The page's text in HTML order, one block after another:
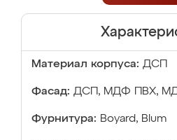
Материал корпуса: ДСП
Фасад: ДСП, МДФ ПВХ,
Фурнитура: Boyard, Blum